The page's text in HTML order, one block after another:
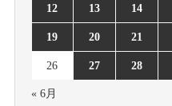
12 13 14
19 20 21
26 27 28
« 6月